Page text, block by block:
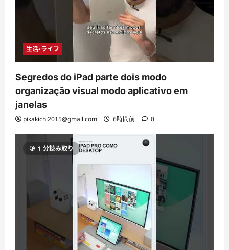
生活・ライフ
Segredos do iPad parte dois modo
organização visual modo aplicativo em
janelas
pikakichi2015@gmail.com 6時間前 0
1 分読み取り